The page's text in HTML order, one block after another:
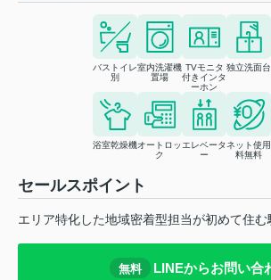
バストイレ
別
室内洗濯機
置場
TVモニタ
付きインタ
ーホン
独立洗面台
浴室乾燥機オートロッ
ク
エレベータ
ー
ネット使用
料無料
セールスポイント
エリア特化した地域密着型担当が初めて住
無料 LINEからお問い合